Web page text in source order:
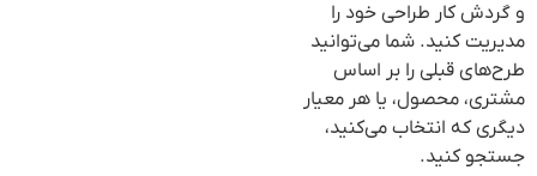
و گردش کار طراحی خود را
مدیریت کنید. شما می‌توانید
طرح‌های قبلی را بر اساس
مشتری، محصول، یا هر معیار
دیگری که انتخاب می‌کنید،
جستجو کنید.